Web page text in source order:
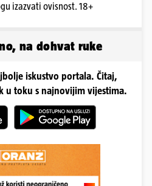
izazvati ovisnost. 18+
na dohvat ruke
iskustvo portala. Čitaj,
u toku s najnovijim vijestima.